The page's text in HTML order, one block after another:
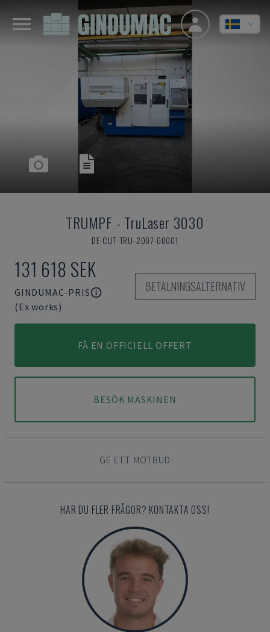
TRUMPF - TruLaser 3030
DE-CUT-TRU-2007-00001
131 618 SEK
GINDUMAC-PRIS
(Ex works)
BETALNINGSALTERNATIV
FÅ EN OFFICIELL OFFERT
BESÖK MASKINEN
GE ETT MOTBUD
HAR DU FLER FRÅGOR? KONTAKTA OSS!